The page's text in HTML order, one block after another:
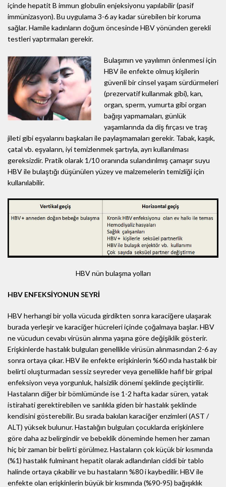
içinde hepatit B immun globulin enjeksiyonu yapılabilir (pasif
immünizasyon). Bu uygulama 3-6 ay kadar sürebilen bir koruma
sağlar. Hamile kadınların doğum öncesinde HBV yönünden gerekli
testleri yaptırmaları gerekir.
Bulaşımın ve yayılımın önlenmesi için
HBV ile enfekte olmuş kişilerin
güvenli bir cinsel yaşam sürdürmeleri
(prezervatif kullanmak gibi), kan,
organ, sperm, yumurta gibi organ
bağışı yapmamaları, günlük
yaşamlarında da diş fırçası ve traş
jileti gibi eşyalarını başkaları ile paylaşmamaları gerekir. Tabak, kaşık,
çatal vb. eşyaların, iyi temizlenmek şartıyla, ayrı kullanılması
gereksizdir. Pratik olarak 1/10 oranında sulandırılmış çamaşır suyu
HBV ile bulaştığı düşünülen yüzey ve malzemelerin temizliği için
kullanılabilir.
HBV nün bulaşma yolları
HBV ENFEKSİYONUN SEYRİ
HBV herhangi bir yolla vücuda girdikten sonra karaciğere ulaşarak
burada yerleşir ve karaciğer hücreleri içinde çoğalmaya başlar. HBV
ne vücudun cevabı virüsün alınma yaşına göre değişiklik gösterir.
Erişkinlerde hastalık bulguları genellikle virüsün alınmasından 2-6 ay
sonra ortaya çıkar. HBV ile enfekte erişkinlerin %60 ında hastalık bir
belirti oluşturmadan sessiz seyreder veya genellikle hafif bir gripal
enfeksiyon veya yorgunluk, halsizlik dönemi şeklinde geçiştirilir.
Hastaların diğer bir bömlümünde ise 1-2 hafta kadar süren, yatak
istirahati gerektirebilen ve sarılıkla giden bir hastalık şeklinde
kendisini gösterebilir. Bu sırada bakılan karaciğer enzimleri (AST /
ALT) yüksek bulunur. Hastalığın bulguları çocuklarda erişkinlere
göre daha az belirgindir ve bebeklik döneminde hemen her zaman
hiç bir zaman bir belirti görülmez. Hastaların çok küçük bir kısmında
(%1) hastalık fulminant hepatit olarak adlandırılan ciddi bir tablo
halinde ortaya çıkabilir ve bu hastaların %80 i kaybedilir. HBV ile
enfekte olan erişkinlerin büyük bir kısmında (%90-95) bağışıklık